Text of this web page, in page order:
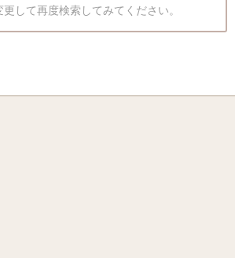
して再度検索してみてください。